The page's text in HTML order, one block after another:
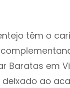
têm o
Baratas em
ao